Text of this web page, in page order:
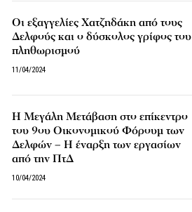
Οι εξαγγελίες Χατζηδάκη από τους
Δελφούς και ο δύσκολος γρίφος του
πληθωρισμού
11/04/2024
Η Μεγάλη Μετάβαση στο επίκεντρο
του 9ου Οικονομικού Φόρουμ των
Δελφών – Η έναρξη των εργασίων
από την ΠτΔ
10/04/2024